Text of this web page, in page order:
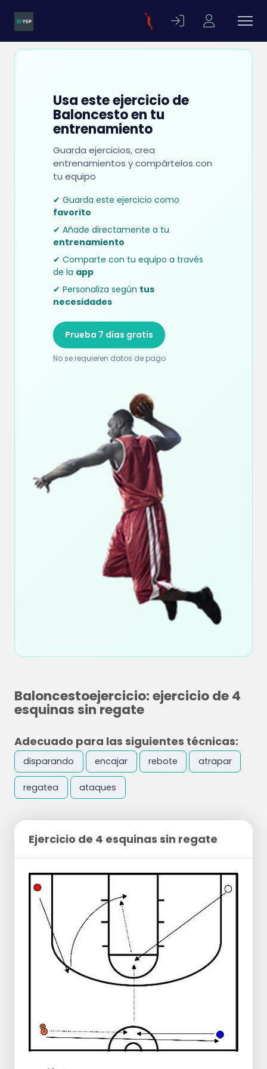
Usa este ejercicio de
Baloncesto en tu
entrenamiento
Guarda ejercicios, crea
entrenamientos y compártelos con
tu equipo
✔ Guarda este ejercicio como
favorito
✔ Añade directamente a tu
entrenamiento
✔ Comparte con tu equipo a través
de la app
✔ Personaliza según tus
necesidades
Prueba 7 días gratis
No se requieren datos de pago
Baloncestoejercicio: ejercicio de 4
esquinas sin regate
Adecuado para las siguientes técnicas:
disparando encajar rebote atrapar
regatea ataques
Ejercicio de 4 esquinas sin regate